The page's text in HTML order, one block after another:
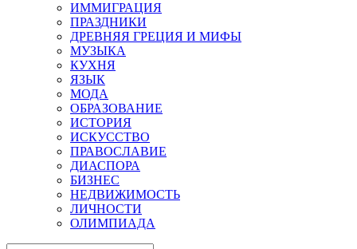
ИММИГРАЦИЯ
ПРАЗДНИКИ
ДРЕВНЯЯ ГРЕЦИЯ И МИФЫ
МУЗЫКА
КУХНЯ
ЯЗЫК
МОДА
ОБРАЗОВАНИЕ
ИСТОРИЯ
ИСКУССТВО
ПРАВОСЛАВИЕ
ДИАСПОРА
БИЗНЕС
НЕДВИЖИМОСТЬ
ЛИЧНОСТИ
ОЛИМПИАДА